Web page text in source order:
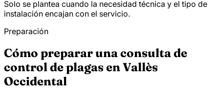
Solo se plantea cuando la necesidad técnica y el tipo de
instalación encajan con el servicio.
Preparación
Cómo preparar una consulta de
control de plagas en Vallès
Occidental